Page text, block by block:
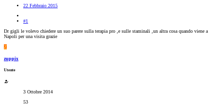
22 Febbraio 2015
#1
Dr gigli le volevo chiedere un suo parere sulla terapia pro ,e sulle staminali ,un altra cosa quando viene a
Napoli per una visita grazie
Z
zuppix
Utente
3 Ottobre 2014
53